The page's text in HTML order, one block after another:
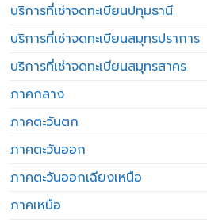
บริการที่เช่าจดทะเบียนปทุมธานี
บริการที่เช่าจดทะเบียนสมุทรปราการ
บริการที่เช่าจดทะเบียนสมุทรสาคร
ภาคกลาง
ภาคตะวันตก
ภาคตะวันออก
ภาคตะวันออกเฉียงเหนือ
ภาคเหนือ